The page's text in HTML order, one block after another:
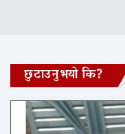
छुटाउनुभयो कि?